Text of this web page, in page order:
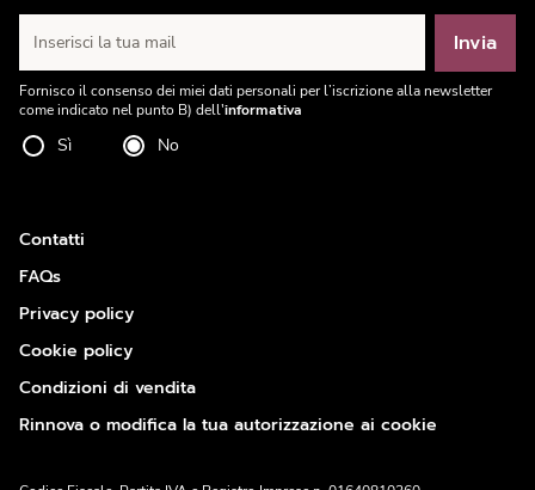
Inserisci la tua mail Invia
Fornisco il consenso dei miei dati personali per l’iscrizione alla newsletter
come indicato nel punto B) dell'informativa
Sì No
Contatti
FAQs
Privacy policy
Cookie policy
Condizioni di vendita
Rinnova o modifica la tua autorizzazione ai cookie